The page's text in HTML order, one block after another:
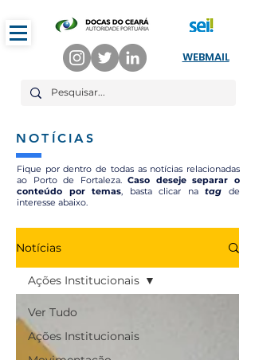
WEBMAIL
NOTÍCIAS
Fique por dentro de todas as notícias relacionadas
ao Porto de Fortaleza.Caso deseje separar o
conteúdo por temas, basta clicar natagde
interesse abaixo.
Notícias
Ver Tudo
Ações Institucionais
Ações Institucionais